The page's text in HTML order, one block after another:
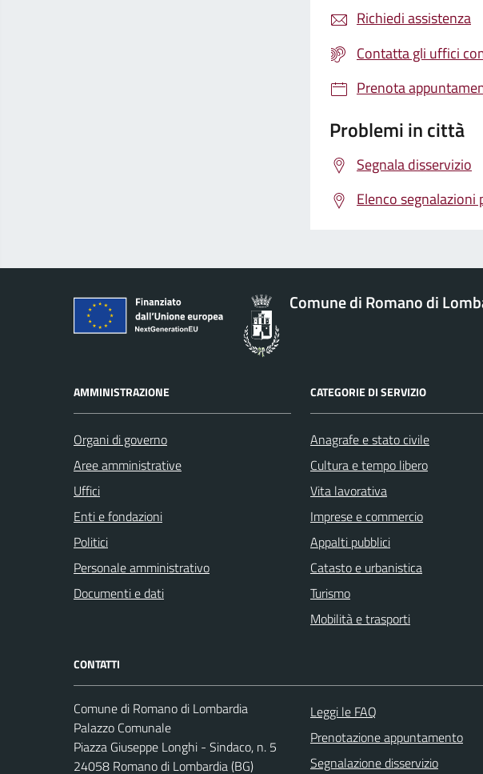
Richiedi assistenza
Contatta gli uffici
Prenota
Problemi in città
Segnala disservizio
Elenco segnalazioni
Comune di Romano di
AMMINISTRAZIONE
Organi di governo
Aree amministrative
Uffici
Enti e fondazioni
Politici
Personale amministrativo
Documenti e dati
CATEGORIE DI SERVIZIO
Anagrafe e stato civile
Cultura e tempo libero
Vita lavorativa
Imprese e commercio
Appalti pubblici
Catasto e urbanistica
Turismo
Mobilità e trasporti
CONTATTI
Comune di Romano di Lombardia
Palazzo Comunale
Piazza Giuseppe Longhi - Sindaco, n. 5
24058 Romano di Lombardia (BG)
Leggi le FAQ
Prenotazione appuntamento
Segnalazione disservizio